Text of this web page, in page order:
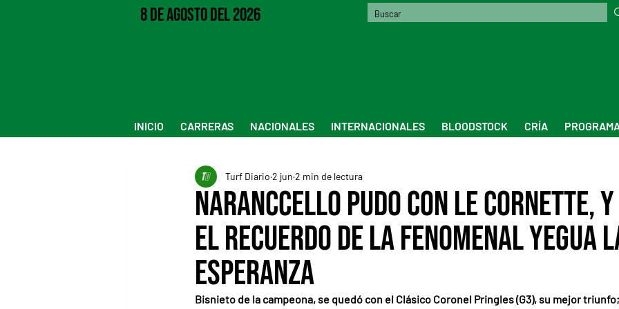
8 de Agosto del 2026
INICIO CARRERAS NACIONALES INTERNACIONALES BLOODSTOCK CRÍA
Naranccello pudo con Le Cornette,
el recuerdo de la fenomenal yegua
Esperanza
Turf Diario 2 jun 2 min de lectura
Bisnieto de la campeona, se quedó con el Clásico Coronel Pringles (G3), su mejor